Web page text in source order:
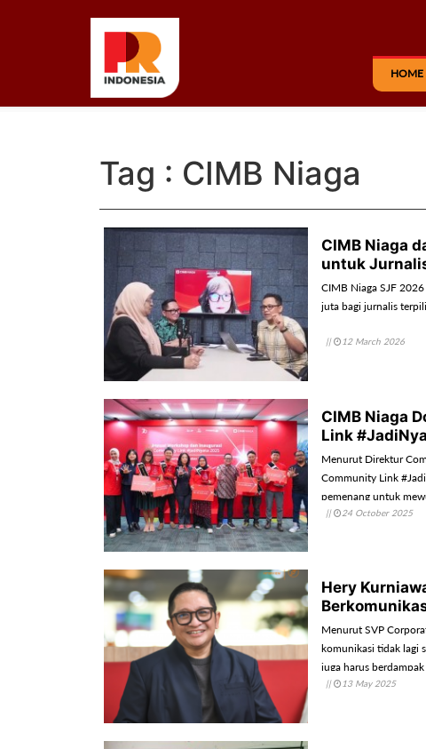
HOME
Tag : CIMB Niaga
CIMB Niaga
untuk
CIMB Niaga SJF
juta bagi jurnalis
|| 12 March 2026
CIMB Niaga
Link
Menurut Direktur
Community Link
pemenang untuk
menjadi nyata dan
|| 24 October 2025
Hery
Menurut SVP
komunikasi tidak lagi
juga harus
|| 13 May 2025